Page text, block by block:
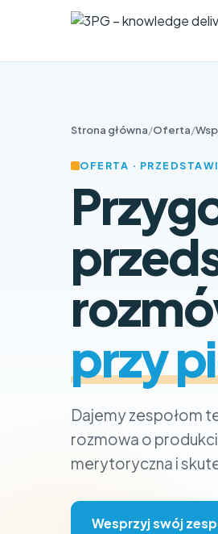
Strona główna/Oferta/
OFERTA ·
przy
Dajemy zespołom
rozmowa o
merytoryczna i
Wesprzyj swój